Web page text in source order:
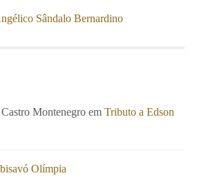
Sândalo Bernardino
Montenegro emTributo a Edson
Olímpia